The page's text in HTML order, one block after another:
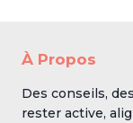
À Propos
Des conseils,
rester active,